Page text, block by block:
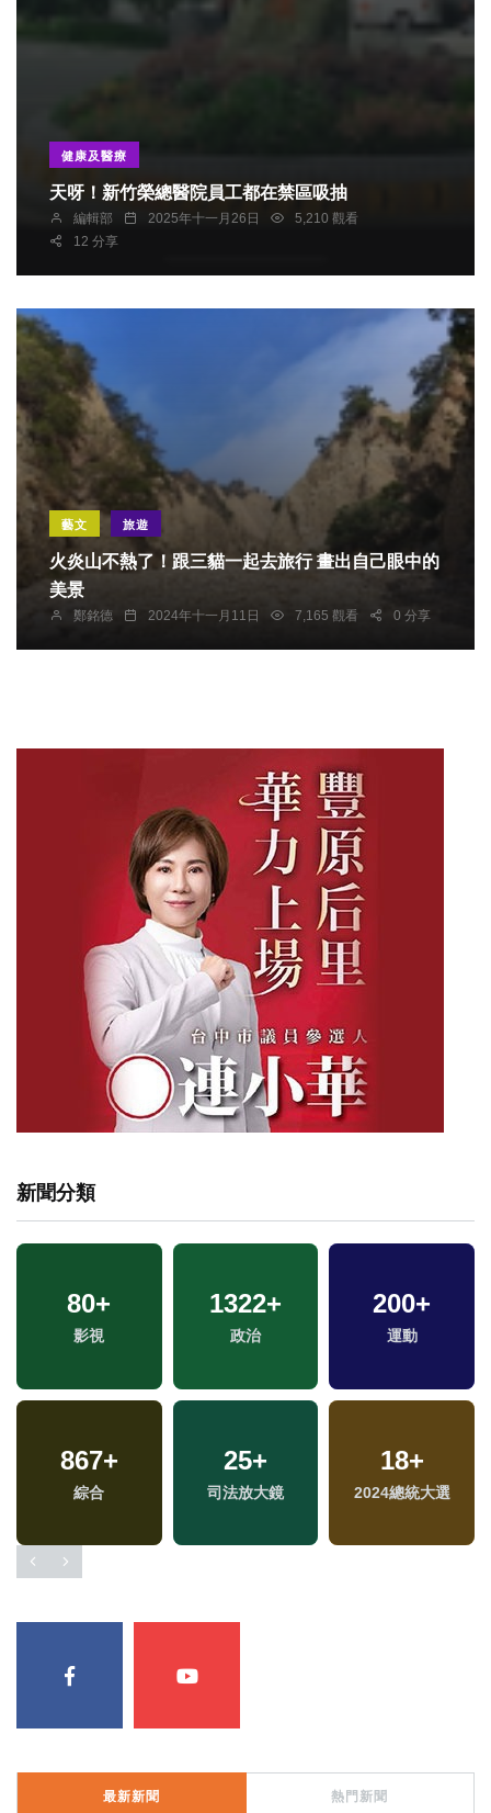
健康及醫療
天呀！新竹榮總醫院員工都在禁區吸抽
編輯部 2025年十一月26日
5,210 觀看
12 分享
藝文 旅遊
火炎山不熱了！跟三貓一起去旅行 畫出自己眼中的
美景
鄭銘德 2024年十一月11日 7,165 觀看 0 分享
新聞分類
80+
影視
1322+
政治
200+
運動
867+
綜合
25+
司法放大鏡
18+
2024總統大選
最新新聞 熱門新聞